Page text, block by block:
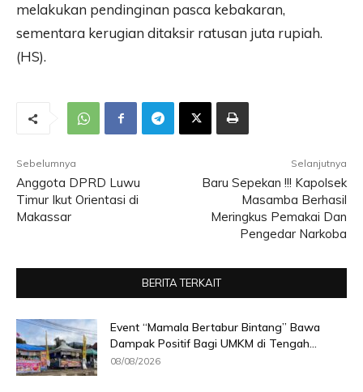
melakukan pendinginan pasca kebakaran,
sementara kerugian ditaksir ratusan juta rupiah.
(HS).
Sebelumnya
Anggota DPRD Luwu
Timur Ikut Orientasi di
Makassar
Selanjutnya
Baru Sepekan !!! Kapolsek
Masamba Berhasil
Meringkus Pemakai Dan
Pengedar Narkoba
BERITA TERKAIT
Event “Mamala Bertabur Bintang” Bawa
Dampak Positif Bagi UMKM di Tengah...
08/08/2026